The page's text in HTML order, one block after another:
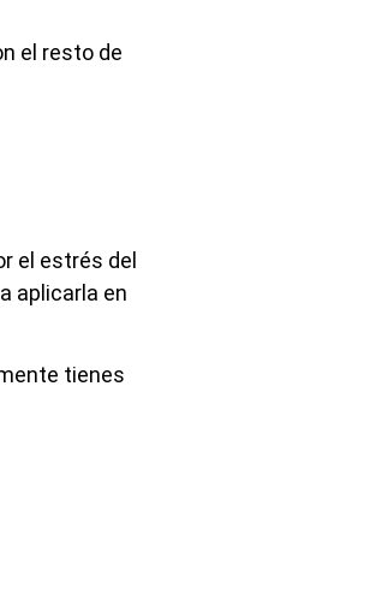
el resto de
el estrés del
aplicarla en
tienes